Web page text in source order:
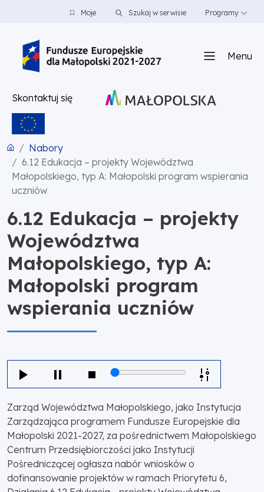
PRZEJDŹ DO TREŚCI
PRZEJDŹ DO MENUMoje Szukaj w serwisie Programy
Menu
Skontaktuj się
Nabory
6.12 Edukacja – projekty Województwa
Małopolskiego, typ A: Małopolski program wspierania
uczniów
6.12 Edukacja – projekty
Województwa
Małopolskiego, typ A:
Małopolski program
wspierania uczniów
Zarząd Województwa Małopolskiego, jako Instytucja
Zarządzająca programem Fundusze Europejskie dla
Małopolski 2021-2027, za pośrednictwem Małopolskiego
Centrum Przedsiębiorczości jako Instytucji
Pośredniczącej ogłasza nabór wniosków o
dofinansowanie projektów w ramach Priorytetu 6,